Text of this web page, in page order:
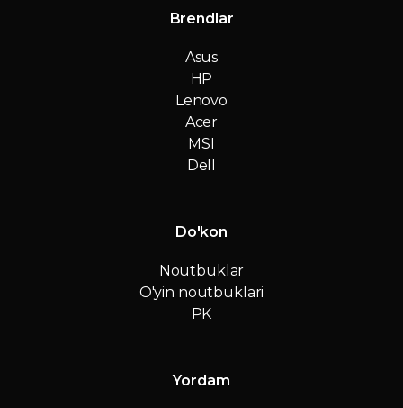
Brendlar
Asus
HP
Lenovo
Acer
MSI
Dell
Do'kon
Noutbuklar
O'yin noutbuklari
PK
Yordam